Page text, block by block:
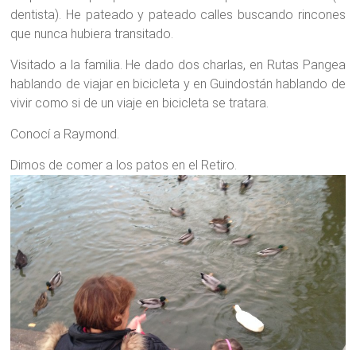
dentista). He pateado y pateado calles buscando rincones
que nunca hubiera transitado.
Visitado a la familia. He dado dos charlas, en Rutas Pangea
hablando de viajar en bicicleta y en Guindostán hablando de
vivir como si de un viaje en bicicleta se tratara.
Conocí a Raymond.
Dimos de comer a los patos en el Retiro.